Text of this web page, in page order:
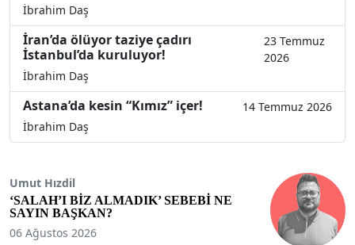
İbrahim Daş
İran’da ölüyor taziye çadırı
İstanbul’da kuruluyor!
23 Temmuz
2026
İbrahim Daş
Astana’da kesin “Kımız” içer!
14 Temmuz 2026
İbrahim Daş
Umut Hızdil
‘SALAH’I BİZ ALMADIK’ SEBEBİ NE
SAYIN BAŞKAN?
06 Ağustos 2026